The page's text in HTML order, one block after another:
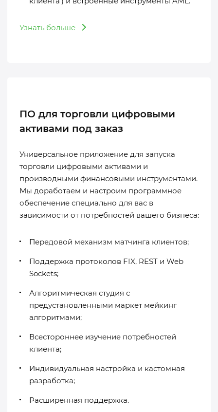
Узнать больше
ПО для торговли цифровыми
активами под заказ
Универсальное приложение для запуска
торговли цифровыми активами и
производными финансовыми инструментами.
Мы доработаем и настроим программное
обеспечение специально для вас в
зависимости от потребностей вашего бизнеса:
Передовой механизм матчинга клиентов;
Поддержка протоколов FIX, REST и Web
Sockets;
Алгоритмическая студия с
предустановленными маркет мейкинг
алгоритмами;
Всестороннее изучение потребностей
клиента;
Индивидуальная настройка и кастомная
разработка;
Расширенная поддержка.